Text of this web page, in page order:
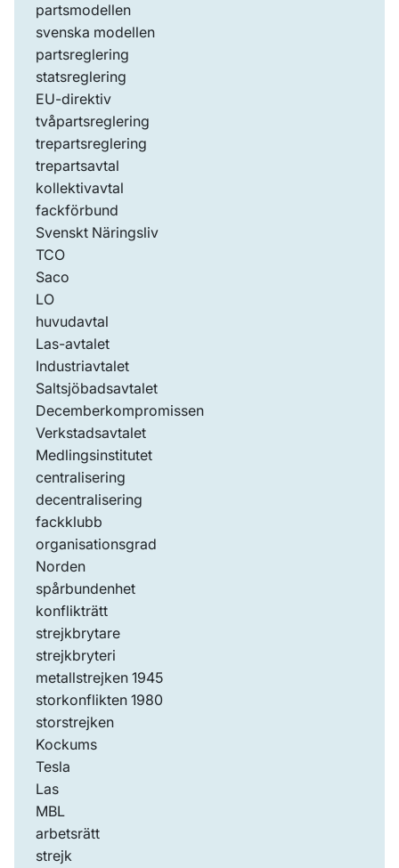
partsmodellen
svenska modellen
partsreglering
statsreglering
EU-direktiv
tvåpartsreglering
trepartsreglering
trepartsavtal
kollektivavtal
fackförbund
Svenskt Näringsliv
TCO
Saco
LO
huvudavtal
Las-avtalet
Industriavtalet
Saltsjöbadsavtalet
Decemberkompromissen
Verkstadsavtalet
Medlingsinstitutet
centralisering
decentralisering
fackklubb
organisationsgrad
Norden
spårbundenhet
konflikträtt
strejkbrytare
strejkbryteri
metallstrejken 1945
storkonflikten 1980
storstrejken
Kockums
Tesla
Las
MBL
arbetsrätt
strejk